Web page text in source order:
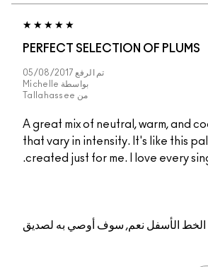
PERFECT SELECTION OF PLUMS
تم الرفع 05/08/2017
بواسطة Michelle
من Tallahassee
A great mix of neutral, warm, and
that vary in intensity. It's like this
created just for me. I love every
الخط الأسفلنعم, سوف أوصي به لصديق